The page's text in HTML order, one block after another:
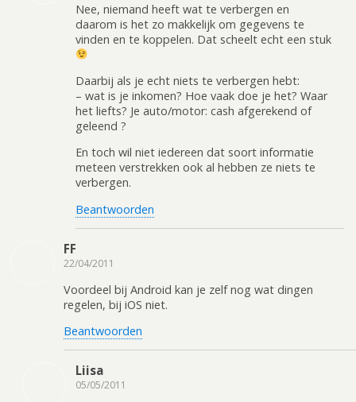
Nee, niemand heeft wat te verbergen en
daarom is het zo makkelijk om gegevens te
vinden en te koppelen. Dat scheelt echt een stuk
Daarbij als je echt niets te verbergen hebt:
– wat is je inkomen? Hoe vaak doe je het? Waar
het liefts? Je auto/motor: cash afgerekend of
geleend ?
En toch wil niet iedereen dat soort informatie
meteen verstrekken ook al hebben ze niets te
verbergen.
Beantwoorden
FF
22/04/2011
Voordeel bij Android kan je zelf nog wat dingen
regelen, bij iOS niet.
Beantwoorden
Liisa
05/05/2011